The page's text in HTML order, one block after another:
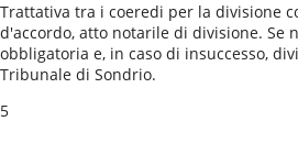
Trattativa tra i coeredi per la divisione
d'accordo, atto notarile di divisione. Se
obbligatoria e, in caso di insuccesso,
Tribunale di Sondrio.
5